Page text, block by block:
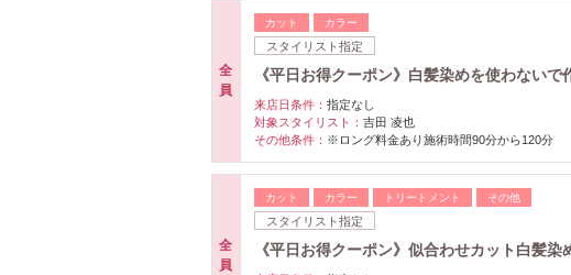
全
員
カット カラー
スタイリスト指定
《平日お得クーポン》白髪染めを使わないで
来店日条件： 指定なし
対象スタイリスト： 吉田 凌也
その他条件： ※ロング料金あり施術時間90分から120分
全
員
カット カラー トリートメント その他
スタイリスト指定
《平日お得クーポン》似合わせカット白髪